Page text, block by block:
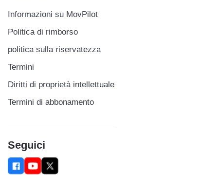
Informazioni su MovPilot
Politica di rimborso
politica sulla riservatezza
Termini
Diritti di proprietà intellettuale
Termini di abbonamento
Seguici